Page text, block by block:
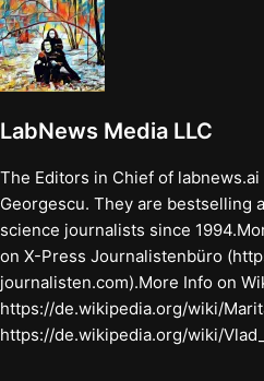
LabNews Media LLC
The Editors in Chief of
Georgescu. They are bestselling
science journalists since
on X-Press Journalistenbüro
journalisten.com).More Info on
https://de.wikipedia.org/wiki/
https://de.wikipedia.org/wiki/